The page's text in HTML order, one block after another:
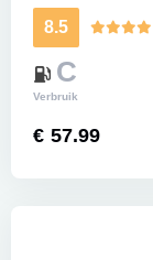
8.5
C
Verbruik
€ 57.99